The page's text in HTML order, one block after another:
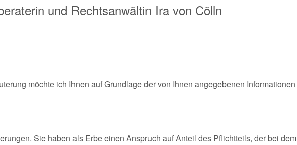
und Rechtsanwältin Ira von Cölln
möchte ich Ihnen auf Grundlage der von Ihnen angegebenen Informationen
Sie haben als Erbe einen Anspruch auf Anteil des Pflichtteils, der bei dem